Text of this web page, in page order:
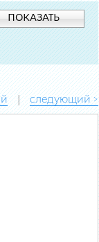
ПОКАЗАТЬ
| следующий >